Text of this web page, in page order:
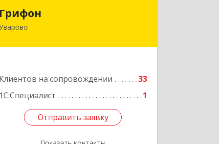
Грифон
Клиентов на сопровождении
33
1С:Специалист
1
Отправить заявку
393461, Тамбовская обл, Уварово г,
Отправить заявку